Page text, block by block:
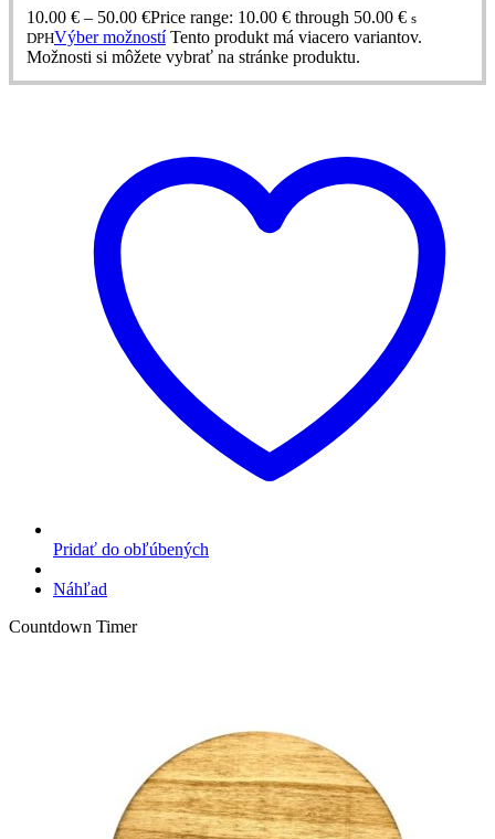
10.00 € – 50.00 €Price range: 10.00 € through 50.00 € s
DPHVýber možností Tento produkt má viacero variantov.
Možnosti si môžete vybrať na stránke produktu.
Pridať do obľúbených
Náhľad
Countdown Timer